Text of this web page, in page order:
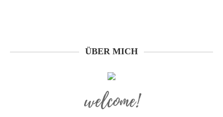
ÜBER MICH
welcome!